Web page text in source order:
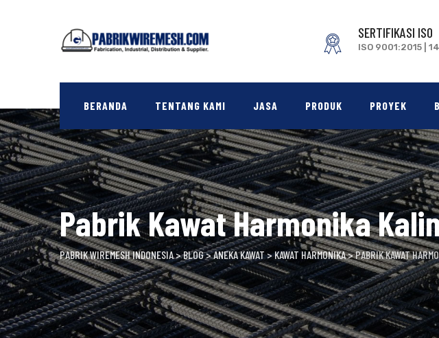
SERTIFIKASI ISO
ISO 9001:2015 |
BERANDA TENTANG KAMI JASA PRODUK PROYEK
Pabrik Kawat Harmonika
PABRIK WIREMESH INDONESIA>BLOG>ANEKA KAWAT>KAWAT HARMONIKA>PABRIK KAWAT